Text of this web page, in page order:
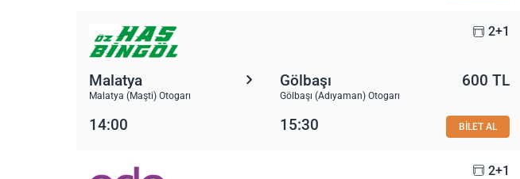
2+1
Malatya
Malatya (Maşti) Otogarı
Gölbaşı
Gölbaşı (Adıyaman) Otogarı
600 TL
14:00 15:30 BİLET AL
2+1